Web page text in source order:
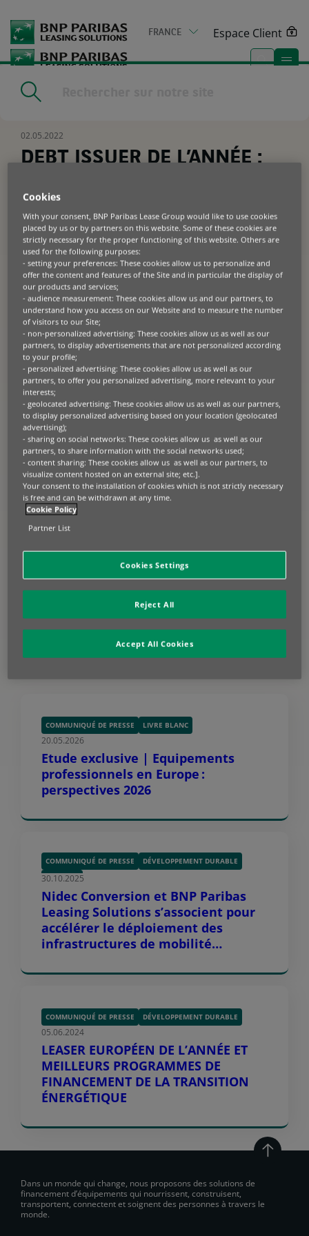
to
main
content
FRANCE Espace Client
Home
CAPITAL EUROPEAN SECURITIZATION AWARDS
02.05.2022
DEBT ISSUER DE L’ANNÉE :
SECURITIZATION AWARDS
Lors des Global Capital European
Securitisation Awards qui ont eu lieu à
Londres le 27 avril, nous avons reçu le
prix du Debt Issuer of the Year pour
notre première opération de titrisation
qui a été réalisée en fin 2021.
Organisés par Global Capital, ces prix rassemblent plus de 300
acteurs du marché. Leur attribution se fonde sur un vaste processus
de recherche, y compris un sondage en ligne et des pitchs.
En nous décernant ce prix, Global Capital a souligné la qualité de
notre pitch. Ils ont également apprécié le caractère innovant de notre
opération de titrisation. En effet, la transaction de 500 millions
d’euros a été la première titrisation publique jamais réalisée sur des
contrats de location d’équipements professionnels en Europe avec un
placement de toutes les tranches aux investisseurs. Le succès de
cette transaction nous a permis d’étendre notre offre de services au
bénéfice de nos clients, qui sont principalement des entreprises de
taille moyenne et des PME de l’économie réelle. L’opération a suscité
une forte demande des investisseurs et a été sursouscrite dans toute
la structure du capital.
Solutions.
En savoir plus sur notre toute première opération de titrisation.
partager cet article
COMMUNIQUÉ DE PRESSE LIVRE BLANC
20.05.2026
Etude exclusive | Equipements
professionnels en Europe :
perspectives 2026
COMMUNIQUÉ DE PRESSE
DÉVELOPPEMENT DURABLE
MOBILITÉ
30.10.2025
Nidec Conversion et BNP Paribas
Leasing Solutions s’associent pour
accélérer le déploiement des
infrastructures de mobilité
COMMUNIQUÉ DE PRESSE DÉVELOPPEMENT DURABLE
05.06.2024
LEASER EUROPÉEN DE L’ANNÉE ET
MEILLEURS PROGRAMMES DE
FINANCEMENT DE LA TRANSITION
ÉNERGÉTIQUE
Dans un monde qui change, nous proposons des solutions de
financement d’équipements qui nourrissent, construisent,
transportent, connectent et soignent des personnes à travers le
monde.
Cookies
With your consent, BNP Paribas Lease Group would like to use cookies
placed by us or by partners on this website. Some of these cookies are
strictly necessary for the proper functioning of this website. Others are
used for the following purposes:
- setting your preferences: These cookies allow us to personalize and
offer the content and features of the Site and in particular the display of
our products and services;
- audience measurement: These cookies allow us and our partners, to
understand how you access on our Website and to measure the number
of visitors to our Site;
- non-personalized advertising: These cookies allow us as well as our
partners, to display advertisements that are not personalized according
to your profile;
- personalized advertising: These cookies allow us as well as our
partners, to offer you personalized advertising, more relevant to your
interests;
- geolocated advertising: These cookies allow us as well as our partners,
to display personalized advertising based on your location (geolocated
advertising);
- sharing on social networks: These cookies allow us as well as our
partners, to share information with the social networks used;
- content sharing: These cookies allow us as well as our partners, to
visualize content hosted on an external site; etc.].
Your consent to the installation of cookies which is not strictly necessary
is free and can be withdrawn at any time.
Cookie Policy
Partner List
Cookies Settings
Reject All
Accept All Cookies